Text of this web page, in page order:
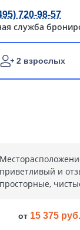
720-98-57
служба
2 взрослых
приветливый и
просторные,
от 15 375 руб.